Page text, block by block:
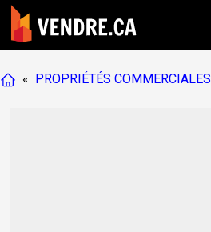
« PROPRIÉTÉS COMMERCIALES